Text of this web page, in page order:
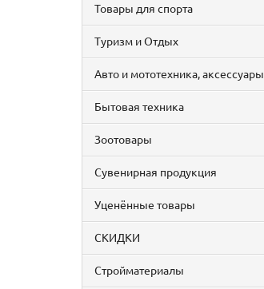
Товары для спорта
Туризм и Отдых
Авто и мототехника, аксессуары
Бытовая техника
Зоотовары
Сувенирная продукция
Уценённые товары
СКИДКИ
Стройматериалы